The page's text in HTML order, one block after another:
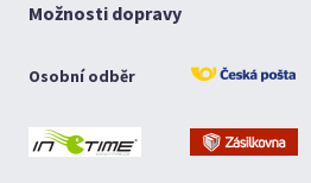
Možnosti dopravy
Osobní odběr